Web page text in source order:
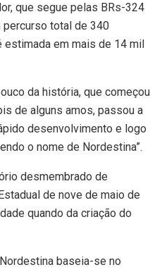
que segue pelas BRs-324
percurso total de 340
em mais de 14 mil
da história, que começou
de alguns amos, passou a
desenvolvimento e logo
o nome de Nordestina”.
desmembrado de
de nove de maio de
quando da criação do
baseia-se no